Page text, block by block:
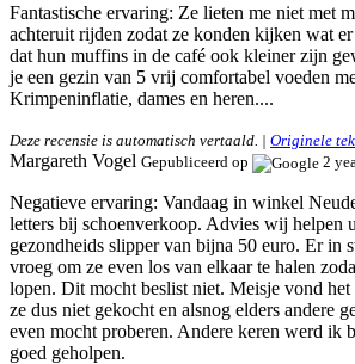
Fantastische ervaring: Ze lieten me niet met
achteruit rijden zodat ze konden kijken wat
dat hun muffins in de café ook kleiner zijn
je een gezin van 5 vrij comfortabel voeden
Krimpeninflatie, dames en heren....
Deze recensie is automatisch vertaald. | Originele
Margareth Vogel Gepubliceerd op 2
Negatieve ervaring: Vandaag in winkel
letters bij schoenverkoop. Advies wij helpen
gezondheids slipper van bijna 50 euro. Er in
vroeg om ze even los van elkaar te halen
lopen. Dit mocht beslist niet. Meisje vond
ze dus niet gekocht en alsnog elders andere
even mocht proberen. Andere keren werd
goed geholpen.